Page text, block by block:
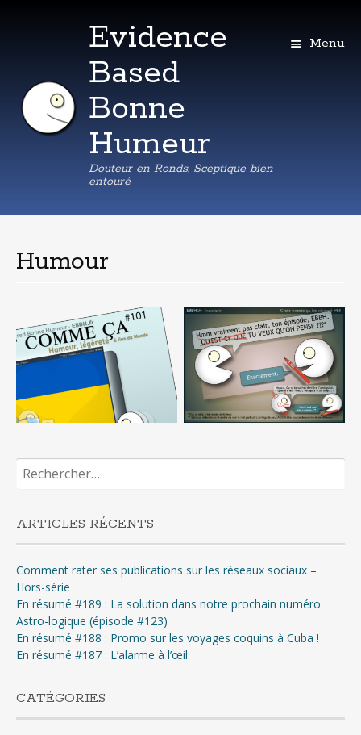
Evidence
Based
Bonne
Humeur
Douteur en Ronds, Sceptique bien
entouré
Menu
principal
Humour
Rechercher :
ARTICLES RÉCENTS
Comment rater ses publications sur les réseaux sociaux –
Hors-série
En résumé #189 : La solution dans notre prochain numéro
Astro-logique (épisode #123)
En résumé #188 : Promo sur les voyages coquins à Cuba !
En résumé #187 : L’alarme à l’œil
CATÉGORIES